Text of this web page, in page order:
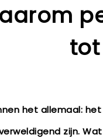
het allemaal:
zijn.